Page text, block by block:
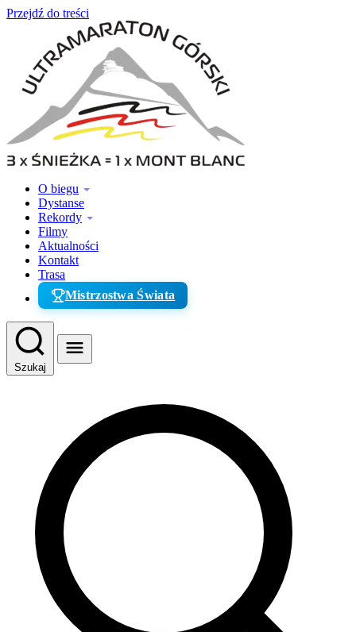
Przejdź do treści
O biegu
Dystanse
Rekordy
Filmy
Aktualności
Kontakt
Trasa
Mistrzostwa Świata
Szukaj